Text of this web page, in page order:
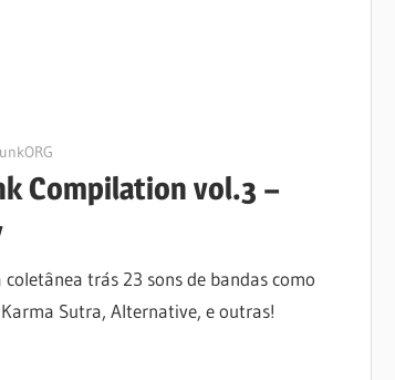
Compilation vol.3 –
trás 23 sons de bandas como
Karma Sutra, Alternative, e outras!